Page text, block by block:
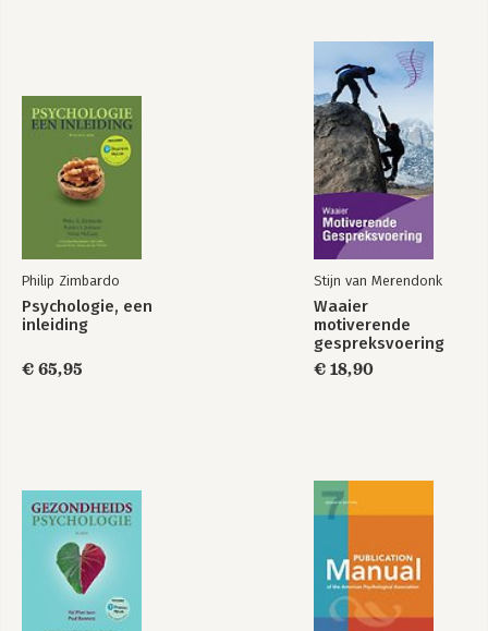
Philip Zimbardo
Psychologie, een
inleiding
€ 65,95
Stijn van Merendonk
Waaier
motiverende
gespreksvoering
€ 18,90